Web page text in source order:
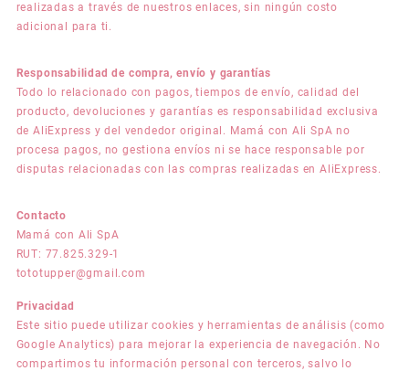
realizadas a través de nuestros enlaces, sin ningún costo
adicional para ti.
Responsabilidad de compra, envío y garantías
Todo lo relacionado con pagos, tiempos de envío, calidad del
producto, devoluciones y garantías es responsabilidad exclusiva
de AliExpress y del vendedor original. Mamá con Ali SpA no
procesa pagos, no gestiona envíos ni se hace responsable por
disputas relacionadas con las compras realizadas en AliExpress.
Contacto
Mamá con Ali SpA
RUT: 77.825.329-1
tototupper@gmail.com
Privacidad
Este sitio puede utilizar cookies y herramientas de análisis (como
Google Analytics) para mejorar la experiencia de navegación. No
compartimos tu información personal con terceros, salvo lo